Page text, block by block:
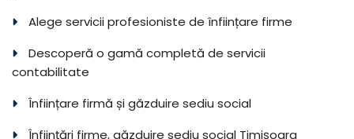
Alege servicii profesioniste de înființare firme
Descoperă o gamă completă de servicii
contabilitate
Înființare firmă și găzduire sediu social
Înființări firme, găzduire sediu social Timișoara